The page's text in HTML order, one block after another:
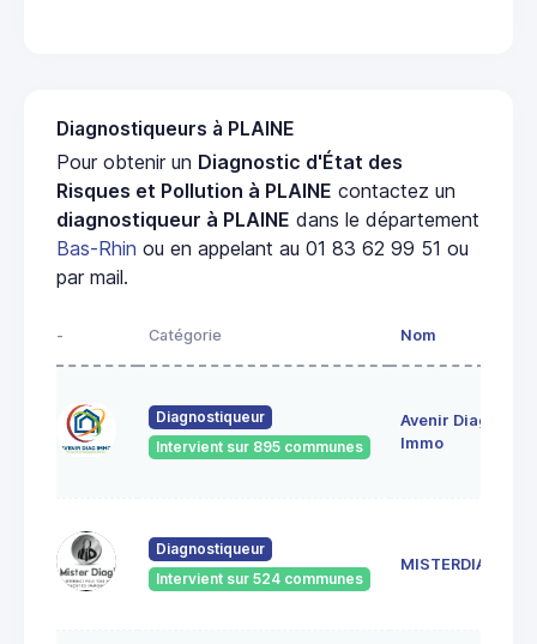
Diagnostiqueurs à PLAINE
Pour obtenir un Diagnostic d'État des
Risques et Pollution à PLAINE contactez un
diagnostiqueur à PLAINE dans le département
Bas-Rhin ou en appelant au 01 83 62 99 51 ou
par mail.
- Catégorie Nom
Diagnostiqueur
Intervient sur 895 communes
Avenir Diag
Immo
Diagnostiqueur
Intervient sur 524 communes
MISTERDIAG